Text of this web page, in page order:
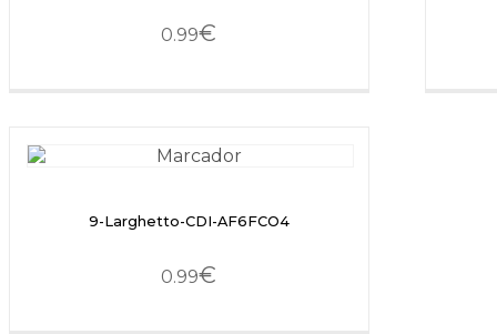
0.99€
9-Larghetto-CDI-AF6FCO4
0.99€